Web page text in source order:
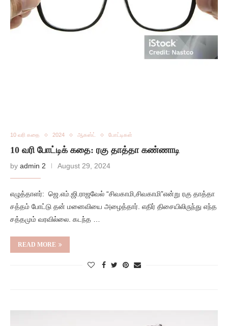
10 வரி கதை 2024 ஆகஸ்ட் போட்டிகள்
10 வரி போட்டிக் கதை: ரகு தாத்தா கண்ணாடி
by admin 2 August 29, 2024
எழுத்தாளர்: ஜெ.எம்.ஜி.ராஜவேல் “சிவகாமி,சிவகாமி”என்று ரகு தாத்தா
சத்தம் போட்டு தன் மனைவியை அழைத்தார். எதிர் திசையிலிருந்து எந்த
சத்தமும் வரவில்லை. கடந்த …
READ MORE